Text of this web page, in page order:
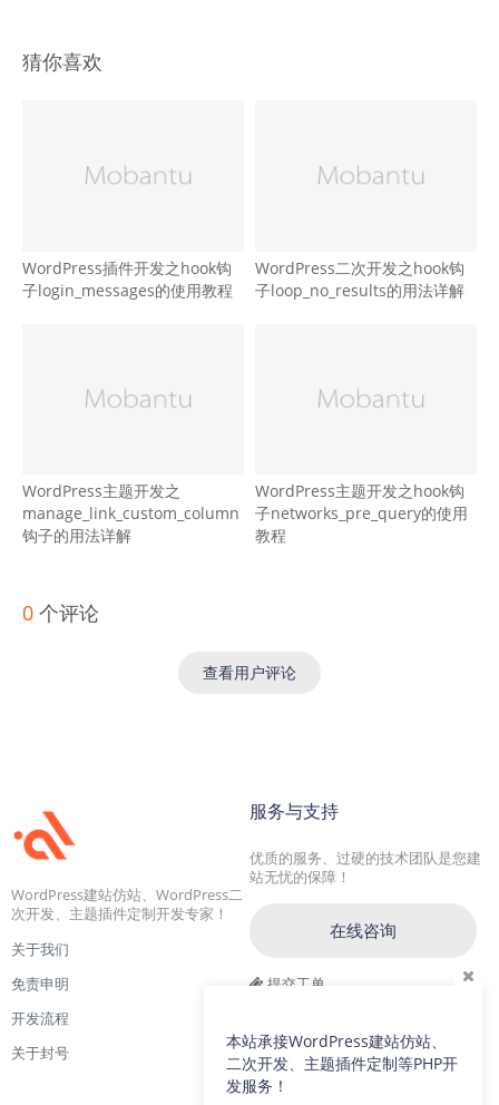
猜你喜欢
WordPress插件开发之hook钩
子login_messages的使用教程
WordPress二次开发之hook钩
子loop_no_results的用法详解
WordPress主题开发之
manage_link_custom_column
钩子的用法详解
WordPress主题开发之hook钩
子networks_pre_query的使用
教程
0 个评论
查看用户评论
WordPress建站仿站、WordPress二
次开发、主题插件定制开发专家！
关于我们
免责申明
开发流程
关于封号
服务与支持
优质的服务、过硬的技术团队是您建
站无忧的保障！
在线咨询
提交工单
交流二群：64786792
本站承接WordPress建站仿站、
二次开发、主题插件定制等PHP开
发服务！